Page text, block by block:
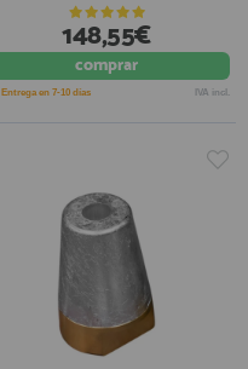
148,55€
comprar
Entrega en 7-10 días IVA incl.